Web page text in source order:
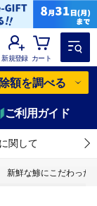
新規登録 カート
額を調べる
ご利用ガイド
関して
新鮮な鯵にこだわった